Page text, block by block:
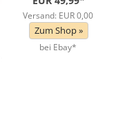
Versand: EUR 0,00
Zum Shop »
bei Ebay*